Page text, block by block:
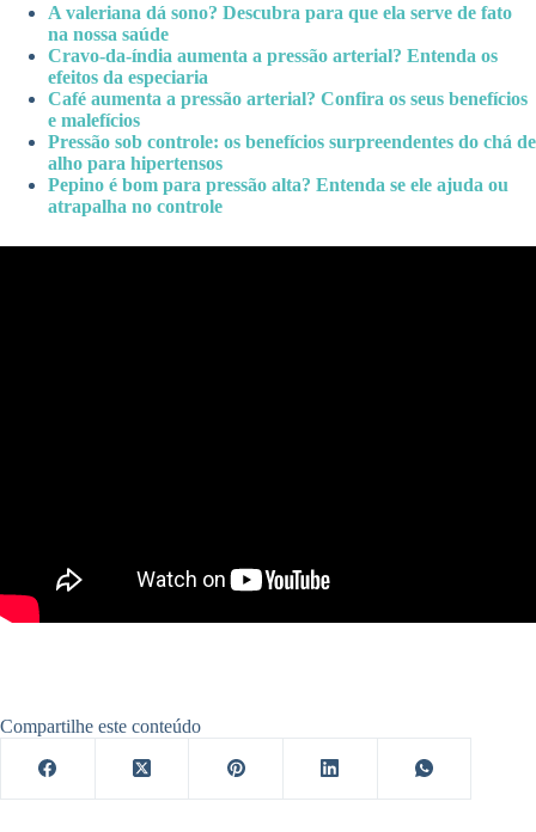
A valeriana dá sono? Descubra para que ela serve de fato
na nossa saúde
Cravo-da-índia aumenta a pressão arterial? Entenda os
efeitos da especiaria
Café aumenta a pressão arterial? Confira os seus benefícios
e malefícios
Pressão sob controle: os benefícios surpreendentes do chá de
alho para hipertensos
Pepino é bom para pressão alta? Entenda se ele ajuda ou
atrapalha no controle
Compartilhe este conteúdo